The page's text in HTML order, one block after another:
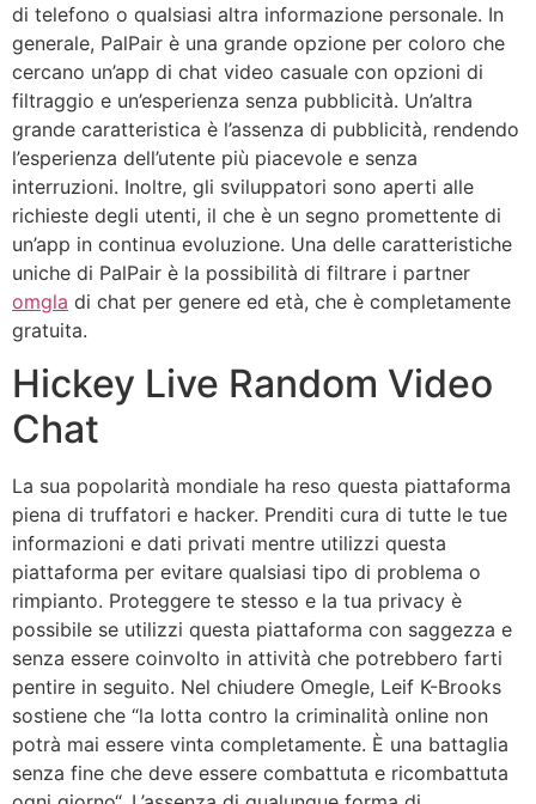
di telefono o qualsiasi altra informazione personale. In
generale, PalPair è una grande opzione per coloro che
cercano un’app di chat video casuale con opzioni di
filtraggio e un’esperienza senza pubblicità. Un’altra
grande caratteristica è l’assenza di pubblicità, rendendo
l’esperienza dell’utente più piacevole e senza
interruzioni. Inoltre, gli sviluppatori sono aperti alle
richieste degli utenti, il che è un segno promettente di
un’app in continua evoluzione. Una delle caratteristiche
uniche di PalPair è la possibilità di filtrare i partner
omgla di chat per genere ed età, che è completamente
gratuita.
Hickey Live Random Video
Chat
La sua popolarità mondiale ha reso questa piattaforma
piena di truffatori e hacker. Prenditi cura di tutte le tue
informazioni e dati privati mentre utilizzi questa
piattaforma per evitare qualsiasi tipo di problema o
rimpianto. Proteggere te stesso e la tua privacy è
possibile se utilizzi questa piattaforma con saggezza e
senza essere coinvolto in attività che potrebbero farti
pentire in seguito. Nel chiudere Omegle, Leif K-Brooks
sostiene che “la lotta contro la criminalità online non
potrà mai essere vinta completamente. È una battaglia
senza fine che deve essere combattuta e ricombattuta